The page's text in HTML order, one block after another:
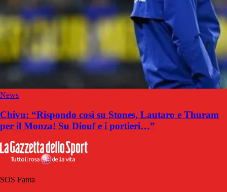
News
Chivu: “Rispondo così su Stones, Lautaro e Thuram
per il Monza! Su Diouf e i portieri…”
SOS Fanta